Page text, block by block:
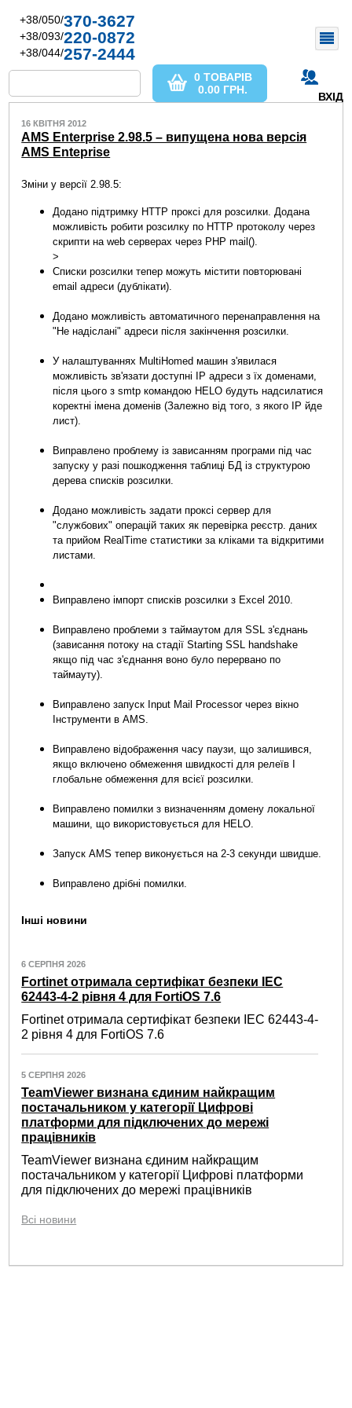
+38/050/370-3627
+38/093/220-0872
+38/044/257-2444
ВХІД
0 ТОВАРІВ
0.00 ГРН.
16 КВІТНЯ 2012
AMS Enterprise 2.98.5 – випущена нова версія
AMS Enteprise
Зміни у версії 2.98.5:
Додано підтримку HTTP проксі для розсилки. Додана
можливість робити розсилку по HTTP протоколу через
скрипти на web серверах через PHP mail().
>
Списки розсилки тепер можуть містити повторювані
email адреси (дублікати).
Додано можливість автоматичного перенаправлення на
"Не надіслані" адреси після закінчення розсилки.
У налаштуваннях MultiHomed машин з'явилася
можливість зв'язати доступні IP адреси з їх доменами,
після цього з smtp командою HELO будуть надсилатися
коректні імена доменів (Залежно від того, з якого IP йде
лист).
Виправлено проблему із зависанням програми під час
запуску у разі пошкодження таблиці БД із структурою
дерева списків розсилки.
Додано можливість задати проксі сервер для
"службових" операцій таких як перевірка реєстр. даних
та прийом RealTime статистики за кліками та відкритими
листами.
Виправлено імпорт списків розсилки з Excel 2010.
Виправлено проблеми з таймаутом для SSL з'єднань
(зависання потоку на стадії Starting SSL handshake
якщо під час з'єднання воно було перервано по
таймауту).
Виправлено запуск Input Mail Processor через вікно
Інструменти в AMS.
Виправлено відображення часу паузи, що залишився,
якщо включено обмеження швидкості для релеїв І
глобальне обмеження для всієї розсилки.
Виправлено помилки з визначенням домену локальної
машини, що використовується для HELO.
Запуск AMS тепер виконується на 2-3 секунди швидше.
Виправлено дрібні помилки.
Інші новини
6 СЕРПНЯ 2026
Fortinet отримала сертифікат безпеки IEC
62443-4-2 рівня 4 для FortiOS 7.6
Fortinet отримала сертифікат безпеки IEC 62443-4-
2 рівня 4 для FortiOS 7.6
5 СЕРПНЯ 2026
TeamViewer визнана єдиним найкращим
постачальником у категорії Цифрові
платформи для підключених до мережі
працівників
TeamViewer визнана єдиним найкращим
постачальником у категорії Цифрові платформи
для підключених до мережі працівників
Всі новини